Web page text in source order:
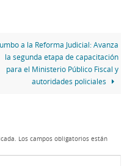
a la Reforma Judicial: Avanza
la segunda etapa de capacitación
para el Ministerio Público Fiscal y
autoridades policiales
Los campos obligatorios están